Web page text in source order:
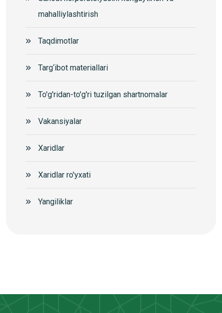
mahalliylashtirish
Taqdimotlar
Targ‘ibot materiallari
To'g'ridan-to'g'ri tuzilgan shartnomalar
Vakansiyalar
Xaridlar
Xaridlar ro'yxati
Yangiliklar